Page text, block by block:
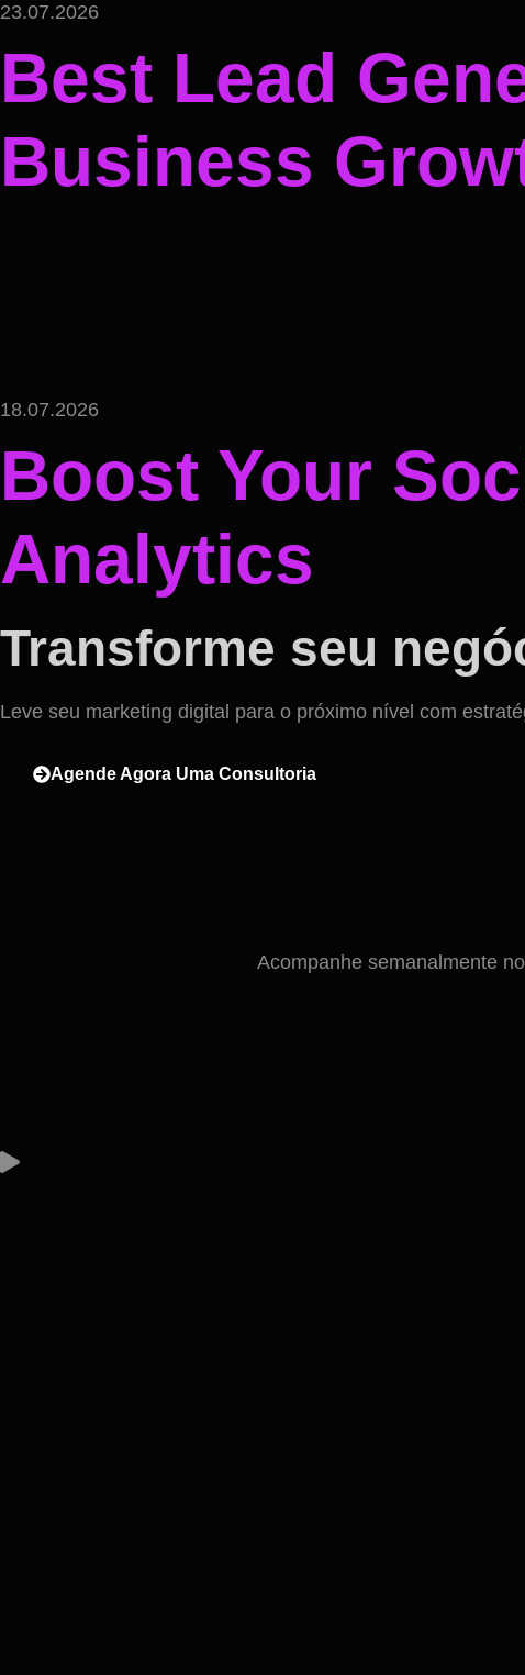
23.07.2026
Best Lead
Business
18.07.2026
Boost Your
Analytics
Transforme seu
Leve seu marketing digital para o próximo nível com
Agende Agora Uma Consultoria
Acompanhe semanalmente